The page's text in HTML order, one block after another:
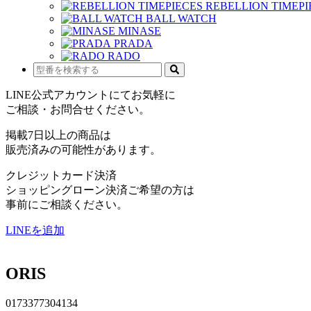
REBELLION
BALL WATCH
MINASE
PRADA
RADO
LINE公式アカウントにてお気軽に
ご相談・お問合せください。
掲載7日以上の商品は
販売済みの可能性があります。
クレジットカード決済
ショッピングローン決済ご希望の方は
事前にご相談ください。
LINEを追加
ORIS
0173377304134